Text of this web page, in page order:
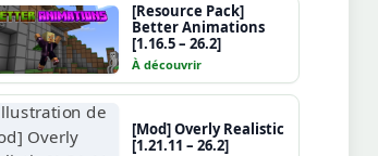
[Resource Pack]
Better Animations
[1.16.5 – 26.2]
À découvrir
[Mod] Overly Realistic
[1.21.11 – 26.2]